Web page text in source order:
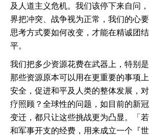
及人道主义危机。我们该停下来自问
界把冲突、战争视为正常，我们的心
思考方式要如何改变，才能在精诚团
平。
我们把多少资源花费在武器上，特别
那些资源原本可以用在更重要的事项
安全，促进和平及人类的整体发展，
疗照顾？全球性的问题，如目前的新
变迁，都只让这些挑战更为凸显。「
和军事开支的经费，用来成立一个『